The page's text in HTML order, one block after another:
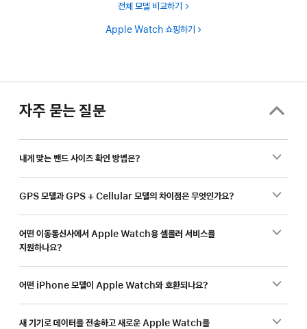
전체 모델 비교하기
Apple Watch 쇼핑하기
자주 묻는 질문
내게 맞는 밴드 사이즈 확인 방법은?
GPS 모델과 GPS + Cellular 모델의 차이점은 무엇인가요?
어떤 이동통신사에서 Apple Watch용 셀룰러 서비스를
지원하나요?
어떤 iPhone 모델이 Apple Watch와 호환되나요?
새 기기로 데이터를 전송하고 새로운 Apple Watch를